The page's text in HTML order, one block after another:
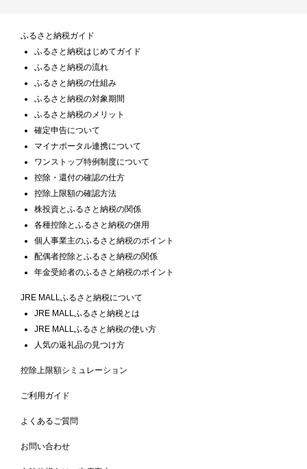
ふるさと納税ガイド
ふるさと納税はじめてガイド
ふるさと納税の流れ
ふるさと納税の仕組み
ふるさと納税の対象期間
ふるさと納税のメリット
確定申告について
マイナポータル連携について
ワンストップ特例制度について
控除・還付の確認の仕方
控除上限額の確認方法
株投資とふるさと納税の関係
各種控除とふるさと納税の併用
個人事業主のふるさと納税のポイント
配偶者控除とふるさと納税の関係
年金受給者のふるさと納税のポイント
JRE MALLふるさと納税について
JRE MALLふるさと納税とは
JRE MALLふるさと納税の使い方
人気の返礼品の見つけ方
控除上限額シミュレーション
ご利用ガイド
よくあるご質問
お問い合わせ